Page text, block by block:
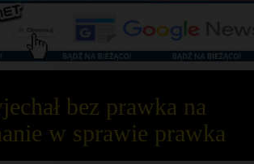
bez prawka na
w sprawie prawka